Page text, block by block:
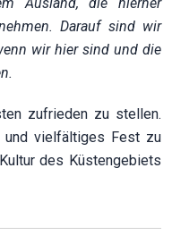
Darauf sind wir
wir hier sind und die
zufrieden zu stellen.
und vielfältiges Fest zu
des Küstengebiets